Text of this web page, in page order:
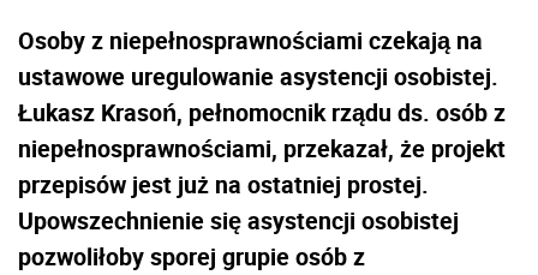
Osoby z niepełnosprawnościami czekają na
ustawowe uregulowanie asystencji osobistej.
Łukasz Krasoń, pełnomocnik rządu ds. osób z
niepełnosprawnościami, przekazał, że projekt
przepisów jest już na ostatniej prostej.
Upowszechnienie się asystencji osobistej
pozwoliłoby sporej grupie osób z